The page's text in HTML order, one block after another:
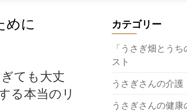
めに
ても大丈
る本当のリ
カテゴリー
「うさぎ畑とう
スト
うさぎさんの介護
うさぎさんの健康